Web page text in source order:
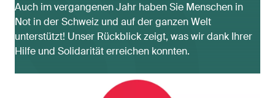
Auch im vergangenen Jahr haben Sie Menschen in
Not in der Schweiz und auf der ganzen Welt
unterstützt! Unser Rückblick zeigt, was wir dank Ihrer
Hilfe und Solidarität erreichen konnten.